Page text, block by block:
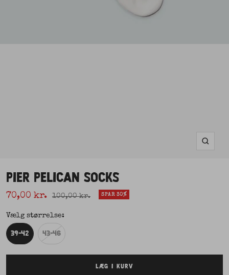
Zoom
PIER PELICAN SOCKS
Udsalgspris
70,00 kr. Normal pris
100,00 kr. SPAR 30%
Vælg størrelse:
39-42 43-46
LÆG I KURV